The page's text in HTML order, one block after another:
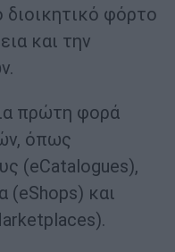
διοικητικό φόρτο
και την
πρώτη φορά
όπως
(eCatalogues),
(eShops) και